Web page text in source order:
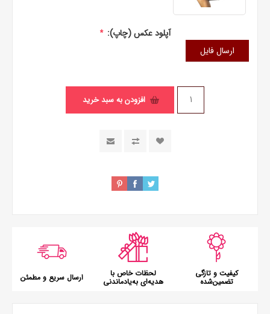
آپلود عکس (چاپ): *
ارسال فایل
افزودن به سبد خرید
کیفیت و تازگی
تضمین‌شده
لحظات خاص با
هدیه‌ای به‌یادماندنی ارسال سریع و مطمئن